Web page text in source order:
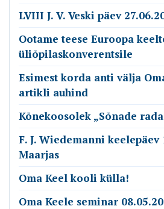
LVIII J. V. Veski päev
Ootame teese Euroopa
üliõpilaskonverentsile
Esimest korda anti välja
artikli auhind
Kõnekoosolek „Sõnade
F. J. Wiedemanni keelepäev
Maarjas
Oma Keel kooli külla!
Oma Keele seminar